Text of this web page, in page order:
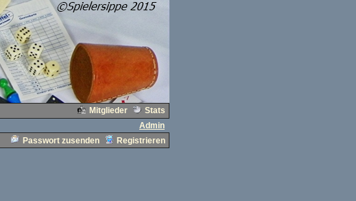
Mitglieder
Stats
Admin
Passwort zusenden Registrieren